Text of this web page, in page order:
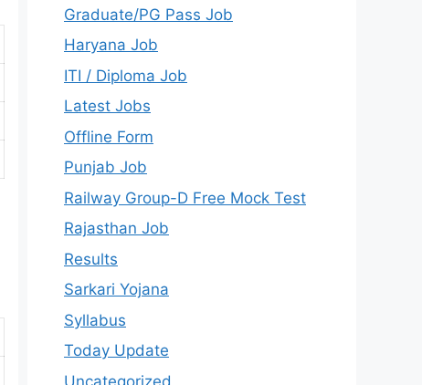
Graduate/PG Pass Job
Haryana Job
ITI / Diploma Job
Latest Jobs
Offline Form
Punjab Job
Railway Group-D Free Mock Test
Rajasthan Job
Results
Sarkari Yojana
Syllabus
Today Update
Uncategorized